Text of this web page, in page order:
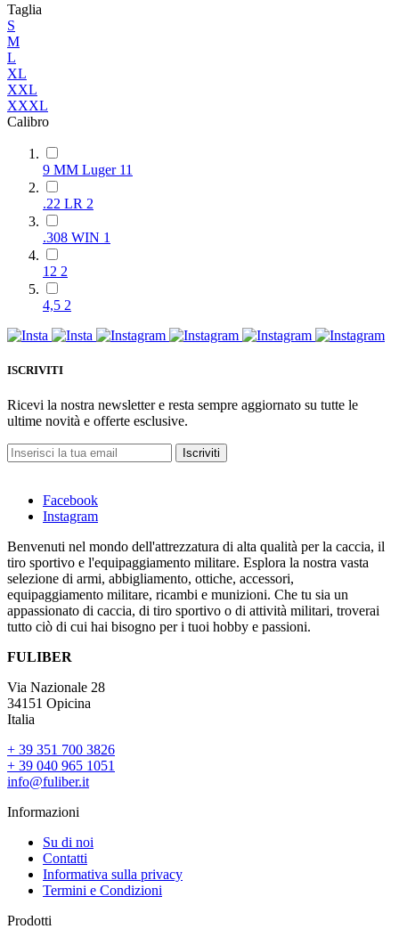
Taglia
S
M
L
XL
XXL
XXXL
Calibro
9 MM Luger 11
.22 LR 2
.308 WIN 1
12 2
4,5 2
ISCRIVITI
Ricevi la nostra newsletter e resta sempre aggiornato su tutte le
ultime novità e offerte esclusive.
Iscriviti
Facebook
Instagram
Benvenuti nel mondo dell'attrezzatura di alta qualità per la caccia, il
tiro sportivo e l'equipaggiamento militare. Esplora la nostra vasta
selezione di armi, abbigliamento, ottiche, accessori,
equipaggiamento militare, ricambi e munizioni. Che tu sia un
appassionato di caccia, di tiro sportivo o di attività militari, troverai
tutto ciò di cui hai bisogno per i tuoi hobby e passioni.
FULIBER
Via Nazionale 28
34151 Opicina
Italia
+ 39 351 700 3826
+ 39 040 965 1051
info@fuliber.it
Informazioni
Su di noi
Contatti
Informativa sulla privacy
Termini e Condizioni
Prodotti